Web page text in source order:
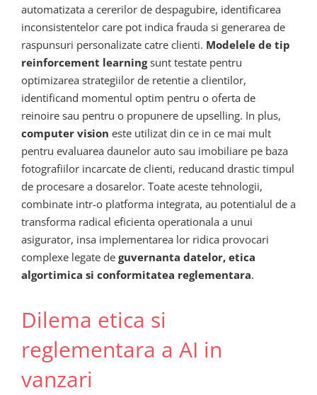
automatizata a cererilor de despagubire, identificarea
inconsistentelor care pot indica frauda si generarea de
raspunsuri personalizate catre clienti. Modelele de tip
reinforcement learningsunt testate pentru
optimizarea strategiilor de retentie a clientilor,
identificand momentul optim pentru o oferta de
reinoire sau pentru o propunere de upselling. In plus,
computer vision este utilizat din ce in ce mai mult
pentru evaluarea daunelor auto sau imobiliare pe baza
fotografiilor incarcate de clienti, reducand drastic timpul
de procesare a dosarelor. Toate aceste tehnologii,
combinate intr-o platforma integrata, au potentialul de a
transforma radical eficienta operationala a unui
asigurator, insa implementarea lor ridica provocari
complexe legate de guvernanta datelor, etica
algortimica si conformitatea reglementara.
Dilema etica si
reglementara a AI in
vanzari